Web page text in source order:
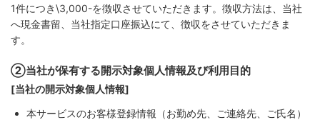
1件につき\3,000-を徴収させていただきます。徴収方法は、当社
へ現金書留、当社指定口座振込にて、徴収をさせていただきま
す。
②当社が保有する開示対象個人情報及び利用目的
[当社の開示対象個人情報]
本サービスのお客様登録情報（お勤め先、ご連絡先、ご氏名）